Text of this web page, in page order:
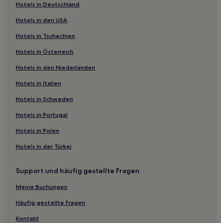
Hotels nahe St James Theatre
Hotels nahe The Household Cavalry Museum
Hotels nahe Dr. Johnsons' House
England: Hotels
Bridge: Hotels
Greater London: Hotels
Hotels nahe Middle Temple
Hotels nahe St. Christopher's Place
Hotels nahe Horse Guards
Hotels nahe Jewel Tower
Hotels nahe Gilbert Collection
Hotels nahe Bahnhof Vauxhall
Hotels nahe Cine Lumiere
Hotels nahe Sir John Soane's Museum
Hotels in Deutschland
Hotels in den USA
Hotels in Tschechien
Hotels in Österreich
Hotels in den Niederlanden
Hotels in Italien
Hotels in Schweden
Hotels in Portugal
Hotels in Polen
Hotels in der Türkei
Support und häufig gestellte Fragen
Meine Buchungen
Häufig gestellte Fragen
Kontakt